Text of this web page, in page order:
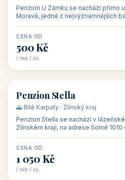
Penzion U Zámku se nachází přímo
Moravě, jedné z nejvýznamnějších
CENA OD
500 Kč
/ noc / os.
🏡 penzion
Penzion Stella
🌄 Bílé Karpaty · Zlínský kraj
Penzion Stella se nachází v
Zlínském kraji, na adrese Solné
CENA OD
1 050 Kč
/ noc / os.